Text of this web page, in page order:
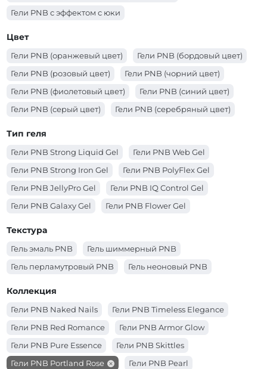
Гели PNB с эффектом с юки
Цвет
Гели PNB (оранжевый цвет)
Гели PNB (бордовый цвет)
Гели PNB (розовый цвет)
Гели PNB (чорний цвет)
Гели PNB (фиолетовый цвет)
Гели PNB (синий цвет)
Гели PNB (серый цвет)
Гели PNB (серебряный цвет)
Гели PNB (бежевый цвет)
Тип геля
Гели PNB Strong Liquid Gel
Гели PNB Web Gel
Гели PNB Strong Iron Gel
Гели PNB PolyFlex Gel
Гели PNB JellyPro Gel
Гели PNB IQ Control Gel
Гели PNB Galaxy Gel
Гели PNB Flower Gel
Текстура
Гель эмаль PNB
Гель шиммерный PNB
Гель перламутровый PNB
Гель неоновый PNB
Коллекция
Гели PNB Naked Nails
Гели PNB Timeless Elegance
Гели PNB Red Romance
Гели PNB Armor Glow
Гели PNB Pure Essence
Гели PNB Skittles
Гели PNB Portland Rose
Гели PNB Pearl